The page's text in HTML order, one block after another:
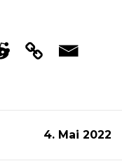
4. Mai 2022